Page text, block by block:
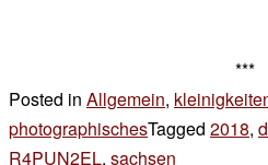
***
Posted in Allgemein,
photographischesTagged 2018,
R4PUN2EL, sachsen